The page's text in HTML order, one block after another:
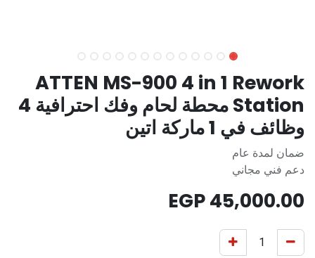
ATTEN MS-900 4 in 1 Rework
Station محطة لحام وفك احترافية 4
وظائف في 1 ماركة اتين
ضمان لمدة عام
دعم فني مجاني
45,000.00